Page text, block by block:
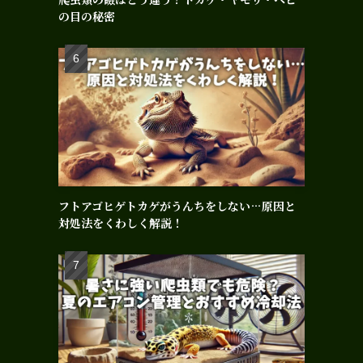
の目の秘密
フトアゴヒゲトカゲがうんちをしない…原因と
対処法をくわしく解説！